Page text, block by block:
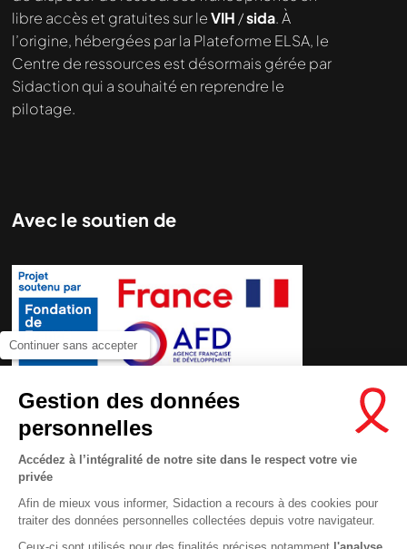
Continuer sans accepter
Gestion des données
personnelles
Accédez à l’intégralité de notre site dans le respect votre vie
privée
Afin de mieux vous informer, Sidaction a recours à des cookies pour
traiter des données personnelles collectées depuis votre navigateur.
Ceux-ci sont utilisés pour des finalités précises notamment l'analyse
Nous cherchons le contenu
libre accès et gratuites sur leVIH /sida. À
l’origine, hébergées par la Plateforme ELSA, le
Centre de ressources est désormais gérée par
Sidaction qui a souhaité en reprendre le
pilotage.
Avec le soutien de